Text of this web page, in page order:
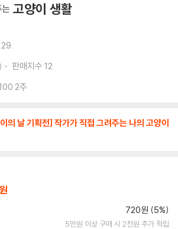
는 고양이 생활
판매지수 12
2주
의 날 기획전] 작가가 직접 그려주는 나의 고양이
720원 (5%)
5만원 이상 구매 시 2천원 추가 적립